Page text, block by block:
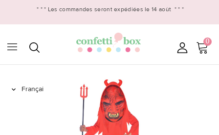
* * * Les commandes seront expédiées le 14 août * * *
0
